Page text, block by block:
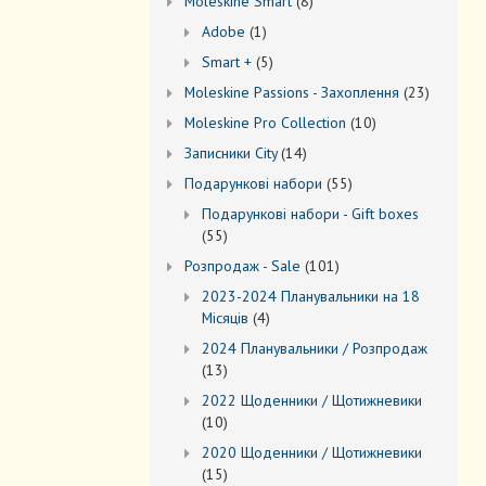
Adobe 11
товар
Smart + 55
товарів
Moleskine Passions - Захоплення 2323
Мoleskine Pro Collection 1010
Записники City 1414
товарів
Подарункові набори 5555
товарів
Подарункові набори - Gift boxes
5555
Розпродаж - Sale 101101
2023-2024 Планувальники на 18
Місяців 44
2024 Планувальники / Розпродаж
1313
товарів
2022 Щоденники / Щотижневики
1010
товарів
2020 Щоденники / Щотижневики
1515